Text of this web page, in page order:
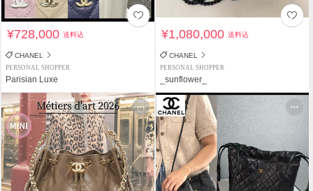
¥728,000送料込
CHANEL
PERSONAL SHOPPER
Parisian Luxe
¥1,080,000送料込
CHANEL
PERSONAL SHOPPER
_sunflower_